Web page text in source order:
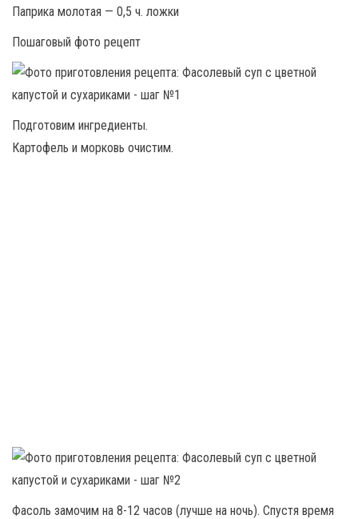
Паприка молотая — 0,5 ч. ложки
Пошаговый фото рецепт
Подготовим ингредиенты.
Картофель и морковь очистим.
Фасоль замочим на 8-12 часов (лучше на ночь). Спустя время